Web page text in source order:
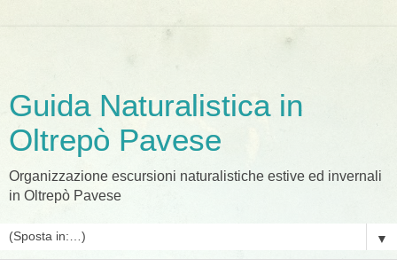
Guida Naturalistica in
Oltrepò Pavese
Organizzazione escursioni naturalistiche estive ed invernali
in Oltrepò Pavese
▼